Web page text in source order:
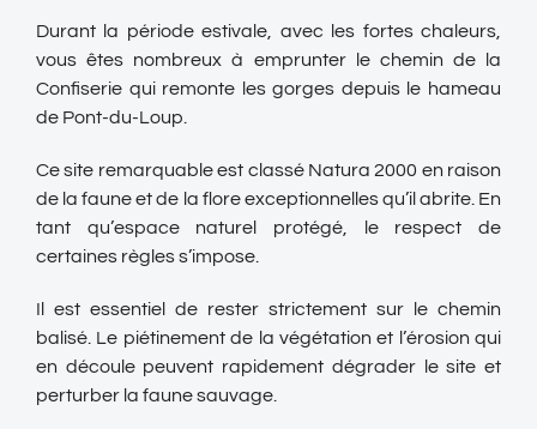
Durant la période estivale, avec les fortes chaleurs,
vous êtes nombreux à emprunter le chemin de la
Confiserie qui remonte les gorges depuis le hameau
de Pont-du-Loup.
Ce site remarquable est classé Natura 2000 en raison
de la faune et de la flore exceptionnelles qu’il abrite. En
tant qu’espace naturel protégé, le respect de
certaines règles s’impose.
Il est essentiel de rester strictement sur le chemin
balisé. Le piétinement de la végétation et l’érosion qui
en découle peuvent rapidement dégrader le site et
perturber la faune sauvage.